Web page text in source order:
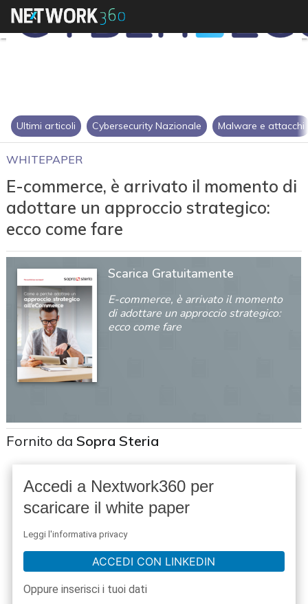
Ultimi articoli Cybersecurity Nazionale Malware e attacchi
WHITEPAPER
E-commerce, è arrivato il momento di
adottare un approccio strategico:
ecco come fare
Scarica Gratuitamente
E-commerce, è arrivato il momento
di adottare un approccio strategico:
ecco come fare
Fornito da Sopra Steria
Accedi a Nextwork360 per
scaricare il white paper
Leggi l'informativa privacy
ACCEDI CON LINKEDIN
Oppure inserisci i tuoi dati